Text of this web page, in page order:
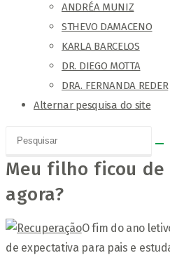
ANDRÉA MUNIZ
STHEVO DAMACENO
KARLA BARCELOS
DR. DIEGO MOTTA
DRA. FERNANDA REDER
Alternar pesquisa do site
Meu filho ficou de
agora?
O fim do ano
de expectativa para pais e